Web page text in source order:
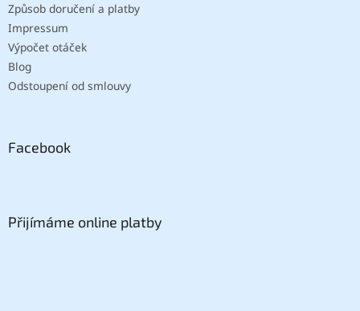
Způsob doručení a platby
Impressum
Výpočet otáček
Blog
Odstoupení od smlouvy
Facebook
Přijímáme online platby